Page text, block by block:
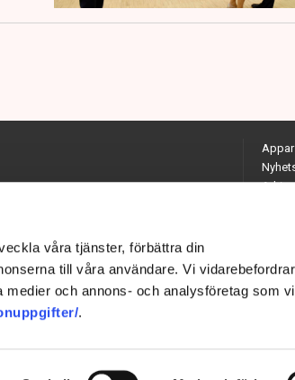
våra tjänster, förbättra din
till våra användare. Vi
och annons- och analysföretag som vi
.
Appar
Arkiv